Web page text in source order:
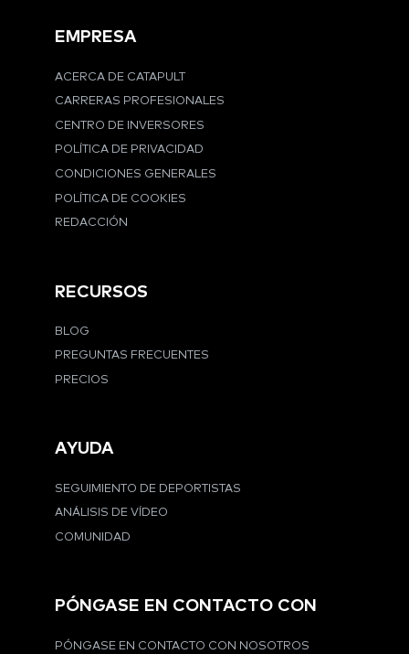
EMPRESA
ACERCA DE CATAPULT
CARRERAS PROFESIONALES
CENTRO DE INVERSORES
POLÍTICA DE PRIVACIDAD
CONDICIONES GENERALES
POLÍTICA DE COOKIES
REDACCIÓN
RECURSOS
BLOG
PREGUNTAS FRECUENTES
PRECIOS
AYUDA
SEGUIMIENTO DE DEPORTISTAS
ANÁLISIS DE VÍDEO
COMUNIDAD
PÓNGASE EN CONTACTO CON
PÓNGASE EN CONTACTO CON NOSOTROS